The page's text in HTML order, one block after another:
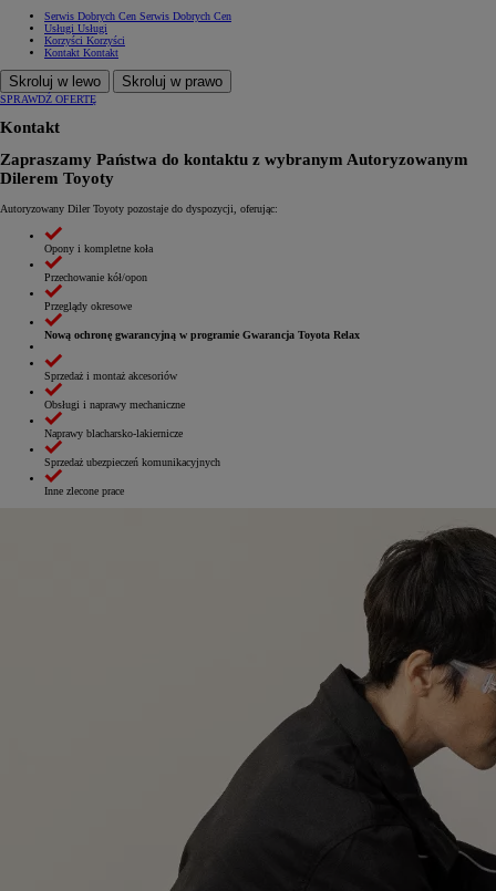
Serwis Dobrych Cen Serwis Dobrych Cen
Usługi Usługi
Korzyści Korzyści
Kontakt Kontakt
Skroluj w lewo Skroluj w prawo
SPRAWDŹ OFERTĘ
Kontakt
Zapraszamy Państwa do kontaktu z wybranym Autoryzowanym
Dilerem Toyoty
Autoryzowany Diler Toyoty pozostaje do dyspozycji, oferując:
Opony i kompletne koła
Przechowanie kół/opon
Przeglądy okresowe
Nową ochronę gwarancyjną w programie Gwarancja Toyota Relax
Sprzedaż i montaż akcesoriów
Obsługi i naprawy mechaniczne
Naprawy blacharsko‑lakiernicze
Sprzedaż ubezpieczeń komunikacyjnych
Inne zlecone prace